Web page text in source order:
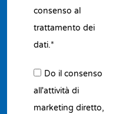
consenso al
trattamento dei
dati.*
Do il consenso
all'attività di
marketing diretto,